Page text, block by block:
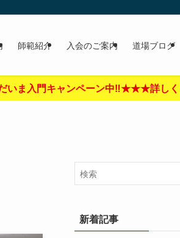
師範紹介 入会のご案内 道場ブログ
ーン中‼︎★★★詳しくはここをクリ
新着記事